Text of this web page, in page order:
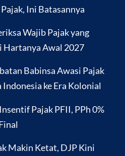
Ini Batasannya
Wajib Pajak yang
Hartanya Awal 2027
Babinsa Awasi Pajak
ke Era Kolonial
Pajak PFII, PPh 0%
Makin Ketat, DJP Kini